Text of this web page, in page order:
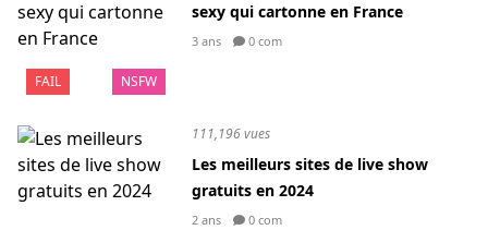
FAIL NSFW
sexy qui cartonne en France
3 ans 0 com
111,196 vues
Les meilleurs sites de live show
gratuits en 2024
2 ans 0 com